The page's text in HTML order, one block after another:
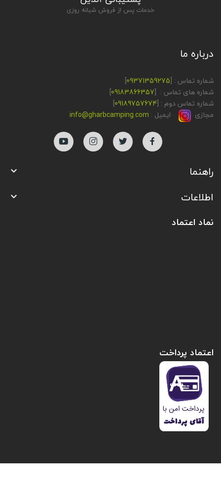
خدمات پس از فروش شبانه روزی
درباره ما
شماره تماس : [09371359275
]
شماره های تماس : [09183866357
]
شماره تماس دوم : [09189757674
]
مجازی
ایمیل : info@gharbcamping.com
راهنما 
اطلاعات 
نماد اعتماد
اعتماد پرداخت